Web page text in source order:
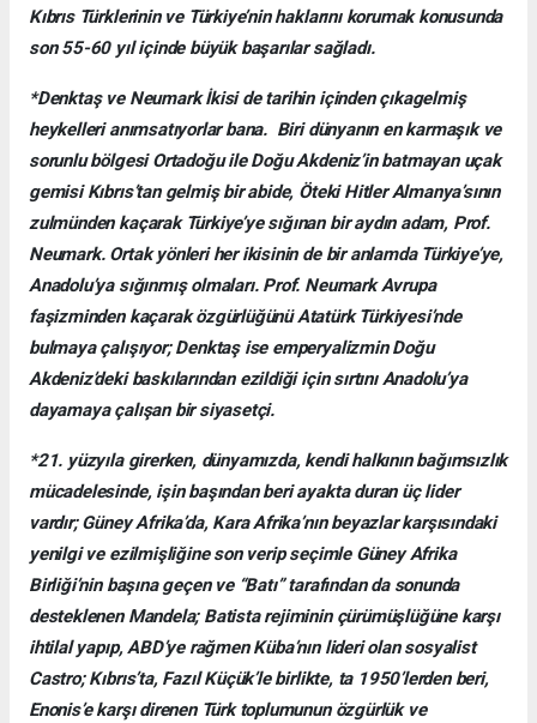
Kıbrıs Türklerinin ve Türkiye’nin haklarını korumak konusunda
son 55-60 yıl içinde büyük başarılar sağladı.
*Denktaş ve Neumark İkisi de tarihin içinden çıkagelmiş
heykelleri anımsatıyorlar bana. Biri dünyanın en karmaşık ve
sorunlu bölgesi Ortadoğu ile Doğu Akdeniz’in batmayan uçak
gemisi Kıbrıs’tan gelmiş bir abide, Öteki Hitler Almanya’sının
zulmünden kaçarak Türkiye’ye sığınan bir aydın adam, Prof.
Neumark. Ortak yönleri her ikisinin de bir anlamda Türkiye’ye,
Anadolu’ya sığınmış olmaları. Prof. Neumark Avrupa
faşizminden kaçarak özgürlüğünü Atatürk Türkiyesi’nde
bulmaya çalışıyor; Denktaş ise emperyalizmin Doğu
Akdeniz’deki baskılarından ezildiği için sırtını Anadolu’ya
dayamaya çalışan bir siyasetçi.
*21. yüzyıla girerken, dünyamızda, kendi halkının bağımsızlık
mücadelesinde, işin başından beri ayakta duran üç lider
vardır; Güney Afrika’da, Kara Afrika’nın beyazlar karşısındaki
yenilgi ve ezilmişliğine son verip seçimle Güney Afrika
Birliği’nin başına geçen ve “Batı” tarafından da sonunda
desteklenen Mandela; Batista rejiminin çürümüşlüğüne karşı
ihtilal yapıp, ABD’ye rağmen Küba’nın lideri olan sosyalist
Castro; Kıbrıs’ta, Fazıl Küçük’le birlikte, ta 1950’lerden beri,
Enonis’e karşı direnen Türk toplumunun özgürlük ve